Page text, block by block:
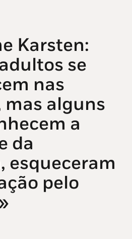
Karsten:
se
nas
mas alguns
a
da
esqueceram
pelo